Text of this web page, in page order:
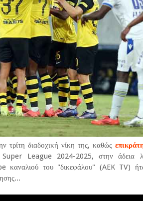
διαδοχική νίκη της, καθώς
Super League 2024-2025, στην άδεια
καναλιού του "δικεφάλου" (AEK TV)